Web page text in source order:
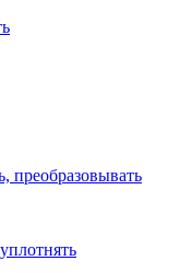
преобразовывать